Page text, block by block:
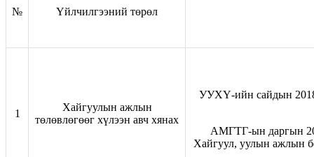
№ Үйлчилгээний төрөл
1
Хайгуулын ажлын
төлөвлөгөөг хүлээн авч хянах
УУХҮ-ийн сайдын
АМГТГ-ын даргын
Хайгуул, уулын ажлын